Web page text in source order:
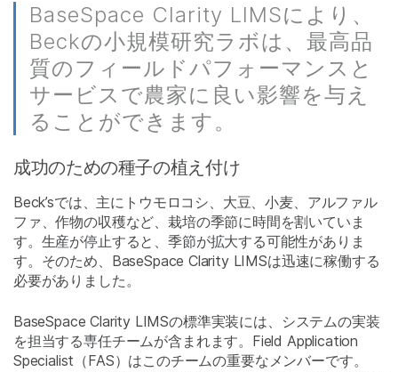
BaseSpace Clarity LIMSにより、
Beckの小規模研究ラボは、最高品
質のフィールドパフォーマンスと
サービスで農家に良い影響を与え
ることができます。
成功のための種子の植え付け
Beck’sでは、主にトウモロコシ、大豆、小麦、アルファル
ファ、作物の収穫など、栽培の季節に時間を割いていま
す。生産が停止すると、季節が拡大する可能性がありま
す。そのため、BaseSpace Clarity LIMSは迅速に稼働する
必要がありました。
BaseSpace Clarity LIMSの標準実装には、システムの実装
を担当する専任チームが含まれます。Field Application
Specialist（FAS）はこのチームの重要なメンバーです。